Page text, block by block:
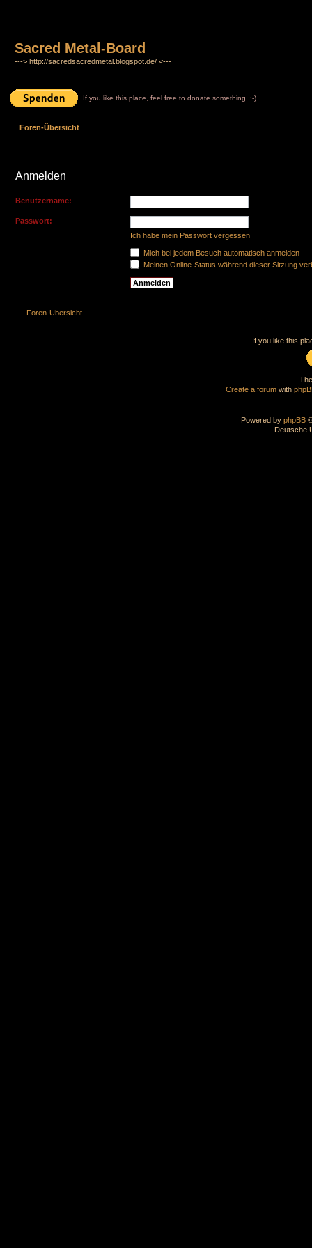
Sacred Metal-Board
---> http://sacredsacredmetal.blogspot.de/ <---
If you like this place, feel free to donate something. :-)
Foren-Übersicht
Anmelden
Benutzername:
Passwort:
Ich habe mein Passwort vergessen
Mich bei jedem Besuch automatisch anmelden
Meinen Online-Status während dieser Sitzung
Foren-Übersicht
If you like this
Create a forumwith
Powered by phpBB
Deutsche